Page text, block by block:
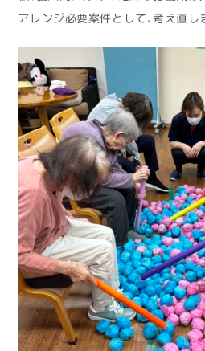
アレンジ必要案件として、考え直し